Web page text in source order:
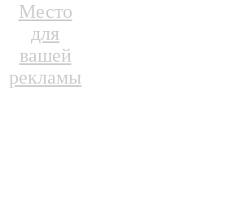
Место
для
вашей
рекламы